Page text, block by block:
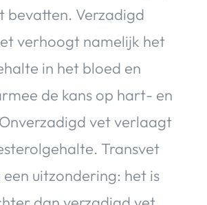
bevatten. Verzadigd
verhoogt namelijk het
in het bloed en
de kans op hart- en
vet verlaagt
Transvet
uitzondering: het is